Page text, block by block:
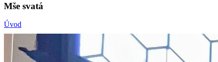
Mše svatá
Úvod